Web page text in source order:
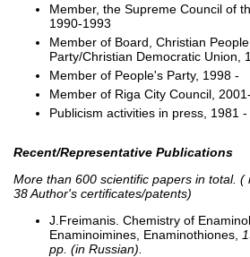
Member, the Supreme Council of
1990-1993
Member of Board, Christian People
Party/Christian Democratic Union,
Member of People's Party, 1998 -
Member of Riga City Council, 2001-
Publicism activities in press, 1981 -
Recent/Representative Publications
More than 600 scientific papers in total.
38 Author's certificates/patents)
J.Freimanis. Chemistry of
Enaminoimines, Enaminothiones,
pp. (in Russian).